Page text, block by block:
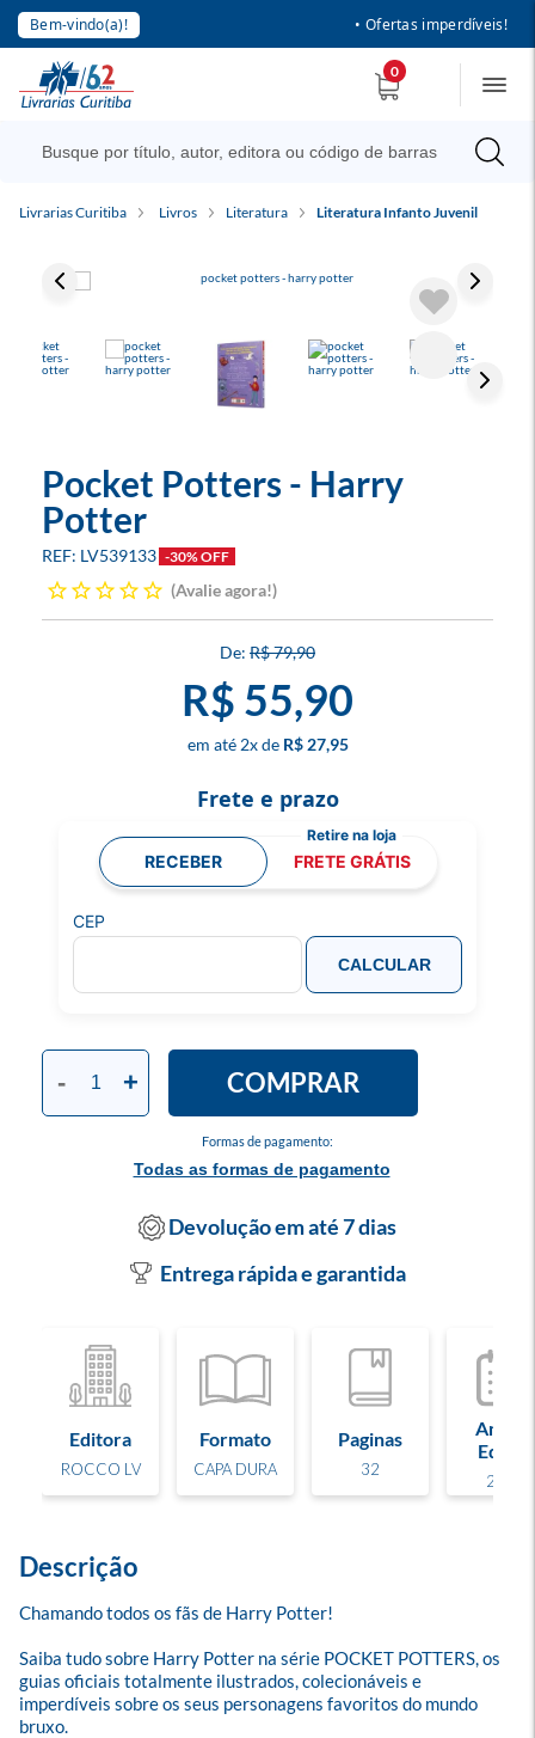
Bem-vindo(a)! • Ofertas imperdíveis!
0
Livrarias Curitiba Livros Literatura Literatura Infanto Juvenil
Pocket Potters - Harry
Potter
LV539133 -30% OFF
Avalie agora!
R$ 79,90
R$ 55,90
2x R$ 27,95
Formas de pagamento:
Todas as formas de pagamento
- + COMPRAR
Frete e prazo
RECEBER FRETE GRÁTIS
CEP
CALCULAR
Devolução em até 7 dias
Entrega rápida e garantida
Editora
ROCCO LV
Formato
CAPA DURA
Paginas
32
Ano de
Edição
2025
Descrição
Chamando todos os fãs de Harry Potter!
Saiba tudo sobre Harry Potter na série POCKET POTTERS, os
guias oficiais totalmente ilustrados, colecionáveis e
imperdíveis sobre os seus personagens favoritos do mundo
bruxo.